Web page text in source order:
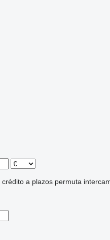
crédito a plazos permuta